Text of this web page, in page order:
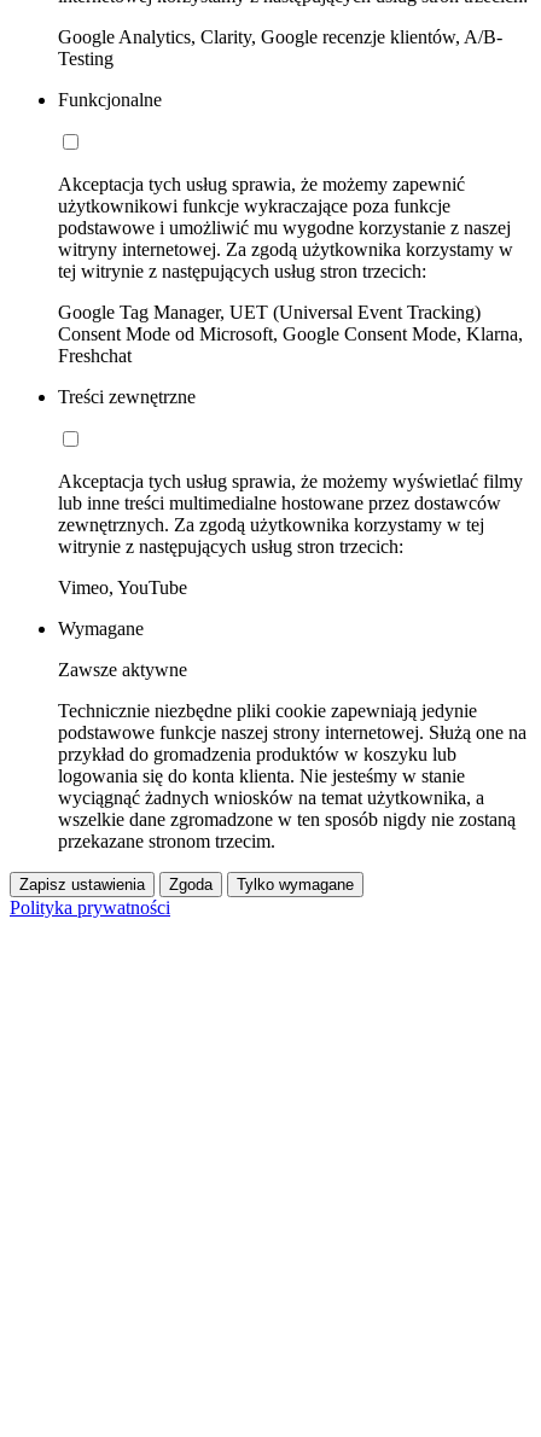
Google Analytics, Clarity, Google recenzje klientów, A/B-
Testing
Funkcjonalne
Akceptacja tych usług sprawia, że możemy zapewnić
użytkownikowi funkcje wykraczające poza funkcje
podstawowe i umożliwić mu wygodne korzystanie z naszej
witryny internetowej. Za zgodą użytkownika korzystamy w
tej witrynie z następujących usług stron trzecich:
Google Tag Manager, UET (Universal Event Tracking)
Consent Mode od Microsoft, Google Consent Mode, Klarna,
Freshchat
Treści zewnętrzne
Akceptacja tych usług sprawia, że możemy wyświetlać filmy
lub inne treści multimedialne hostowane przez dostawców
zewnętrznych. Za zgodą użytkownika korzystamy w tej
witrynie z następujących usług stron trzecich:
Vimeo, YouTube
Wymagane
Zawsze aktywne
Technicznie niezbędne pliki cookie zapewniają jedynie
podstawowe funkcje naszej strony internetowej. Służą one na
przykład do gromadzenia produktów w koszyku lub
logowania się do konta klienta. Nie jesteśmy w stanie
wyciągnąć żadnych wniosków na temat użytkownika, a
wszelkie dane zgromadzone w ten sposób nigdy nie zostaną
przekazane stronom trzecim.
Zapisz ustawienia Zgoda Tylko wymagane
Polityka prywatności